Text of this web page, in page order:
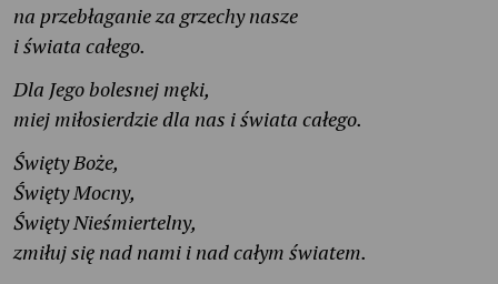
na przebłaganie za grzechy nasze
i świata całego.
Dla Jego bolesnej męki,
miej miłosierdzie dla nas i świata całego.
Święty Boże,
Święty Mocny,
Święty Nieśmiertelny,
zmiłuj się nad nami i nad całym światem.